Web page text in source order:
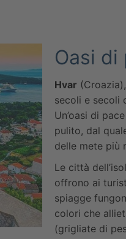
Oasi di
Hvar
secoli e secoli
Un’oasi di
pulito, dal
delle mete più
Le città
offrono ai
spiagge
colori che
(grigliate di